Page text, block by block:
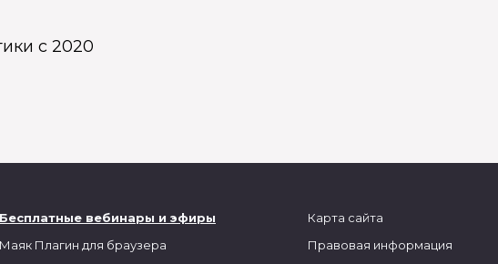
с 2020
Бесплатные вебинары и эфиры
Маяк Плагин для браузера
Карта сайта
Правовая информация